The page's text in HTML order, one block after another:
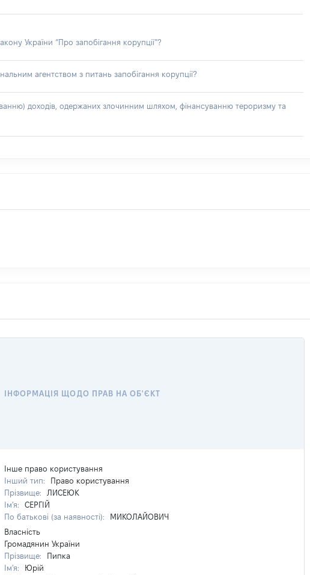
України “Про запобігання корупції”?
агентством з питань запобігання корупції?
доходів, одержаних злочинним шляхом, фінансуванню тероризму та
ІНФОРМАЦІЯ ЩОДО ПРАВ НА ОБ'ЄКТ
Інше право користування
Інший тип:
Право користування
Прізвище:
ЛИСЕЮК
Ім'я:
СЕРГІЙ
По батькові (за наявності):
МИКОЛАЙОВИЧ
Власність
Громадянин України
Прізвище:
Пипка
Ім'я:
Юрій